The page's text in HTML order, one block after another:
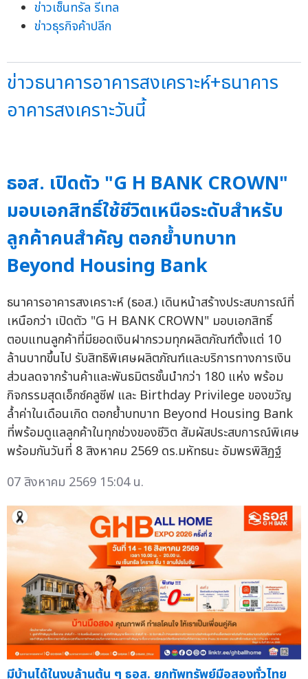
ข่าวเซ็นทรัล รีเทล
ข่าวธุรกิจค้าปลีก
ข่าวธนาคารอาคารสงเคราะห์+ธนาคาร
อาคารสงเคราะวันนี้
ธอส. เปิดตัว "G H BANK CROWN"
มอบเอกสิทธิ์ใช้ชีวิตเหนือระดับสำหรับ
ลูกค้าคนสำคัญ ตอกย้ำบทบาท
Beyond Housing Bank
ธนาคารอาคารสงเคราะห์ (ธอส.) เดินหน้าสร้างประสบการณ์ที่
เหนือกว่า เปิดตัว "G H BANK CROWN" มอบเอกสิทธิ์
ตอบแทนลูกค้าที่มียอดเงินฝากรวมทุกผลิตภัณฑ์ตั้งแต่ 10
ล้านบาทขึ้นไป รับสิทธิพิเศษผลิตภัณฑ์และบริการทางการเงิน
ส่วนลดจากร้านค้าและพันธมิตรชั้นนำกว่า 180 แห่ง พร้อม
กิจกรรมสุดเอ็กซ์คลูซีฟ และ Birthday Privilege ของขวัญ
ล้ำค่าในเดือนเกิด ตอกย้ำบทบาท Beyond Housing Bank
ที่พร้อมดูแลลูกค้าในทุกช่วงของชีวิต สัมผัสประสบการณ์พิเศษ
พร้อมกันวันที่ 8 สิงหาคม 2569 ดร.มหัทธนะ อัมพรพิสิฏฐ์
07 สิงหาคม 2569 15:04 น.
มีบ้านได้ในงบล้านต้น ๆ ธอส. ยกทัพทรัพย์มือสองทั่วไทย